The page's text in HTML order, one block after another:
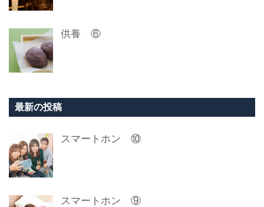
供養 ⑥
最新の投稿
スマートホン ⑩
スマートホン ⑨